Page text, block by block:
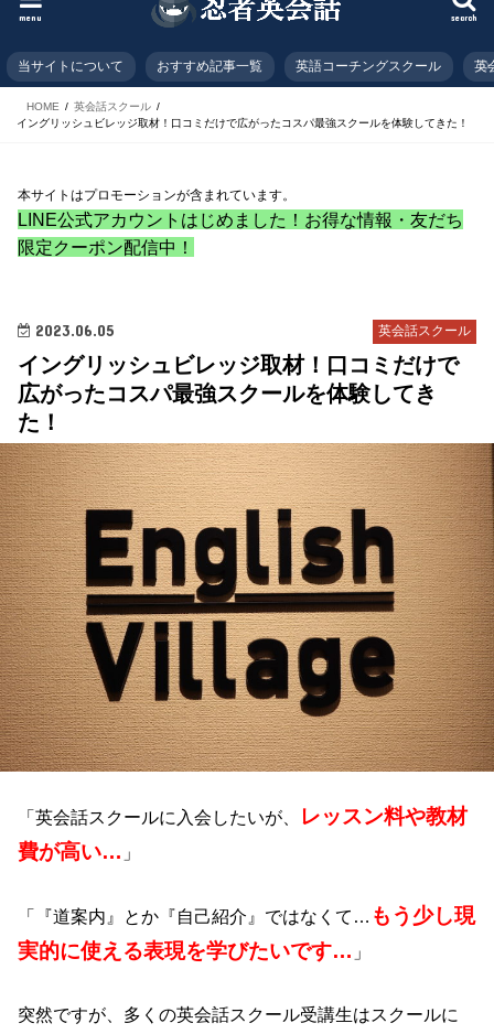
search
menu
当サイトについて おすすめ記事一覧 英語コーチングスクール 英
HOME
英会話スクール
イングリッシュビレッジ取材！口コミだけで広がったコスパ最強スクールを体験してきた！
本サイトはプロモーションが含まれています。
LINE公式アカウントはじめました！お得な情報・友だち
限定クーポン配信中！
英会話スクール
2023.06.05
イングリッシュビレッジ取材！口コミだけで
広がったコスパ最強スクールを体験してき
た！
「英会話スクールに入会したいが、
レッスン料や教材
費が高い… 」
「『道案内』とか『自己紹介』ではなくて… もう少し現
実的に使える表現を学びたいです… 」
突然ですが、多くの英会話スクール受講生はスクールに